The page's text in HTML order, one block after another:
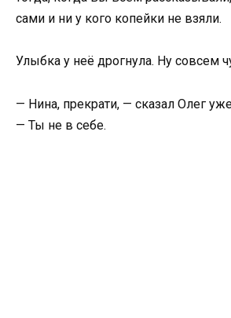
сами и ни у кого копейки не взяли.
Улыбка у неё дрогнула. Ну совсем
— Нина, прекрати, — сказал Олег
— Ты не в себе.